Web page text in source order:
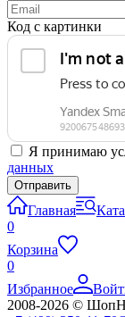
Код с картинки
Я принимаю
данных
Главная
0
Корзина
0
Избранное
2008-2026 ©